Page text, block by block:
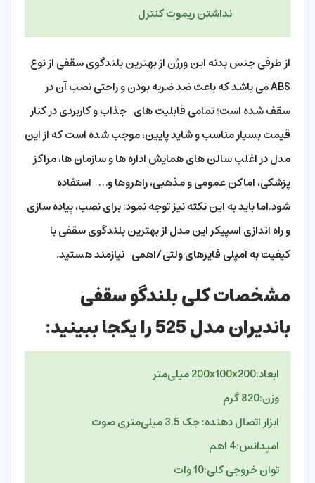
نداشتن ریموت کنترل
از طرفی جنس بدنه این ورژن از بهترین بلندگوی سقفی از نوع
ABS می باشد که باعث ضد ضربه بودن و راحتی نصب آن در
سقف شده است؛ تمامی قابلیت های جذاب و کاربردی در کنار
قیمت بسیار مناسب و شاید پایین، موجب شده است که از این
مدل در اغلب سالن های همایش اداره ها و سازمان ها، مراکز
پزشکی، اماکن عمومی و مذهبی، راهروها و… استفاده
شود.اما باید به این نکته نیز توجه نمود: برای نصب، پیاده سازی
و راه اندازی اسپیکر این مدل از بهترین بلندگوی سقفی با
کیفیت به آمپلی فایرهای ولتی/اهمی نیازمند هستید.
مشخصات کلی بلندگو سقفی
باندیران مدل 525 را یکجا ببینید:
ابعاد:200x100x200 میلی‌متر
وزن:820 گرم
ابزار اتصال دهنده:جک 3.5 میلی‌متری صوت
امپدانس:4 اهم
توان خروجی کلی:10 وات